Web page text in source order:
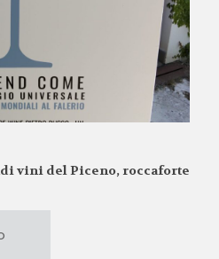
vini del Piceno, roccaforte